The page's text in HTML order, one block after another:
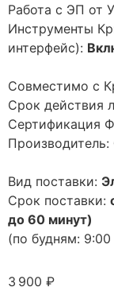
Работа с ЭП от
Инструменты
интерфейс):
Совместимо с
Срок действия
Сертификация
Производитель:
Вид поставки:
Срок поставки:
до 60 минут)
(по будням:
3 900 ₽